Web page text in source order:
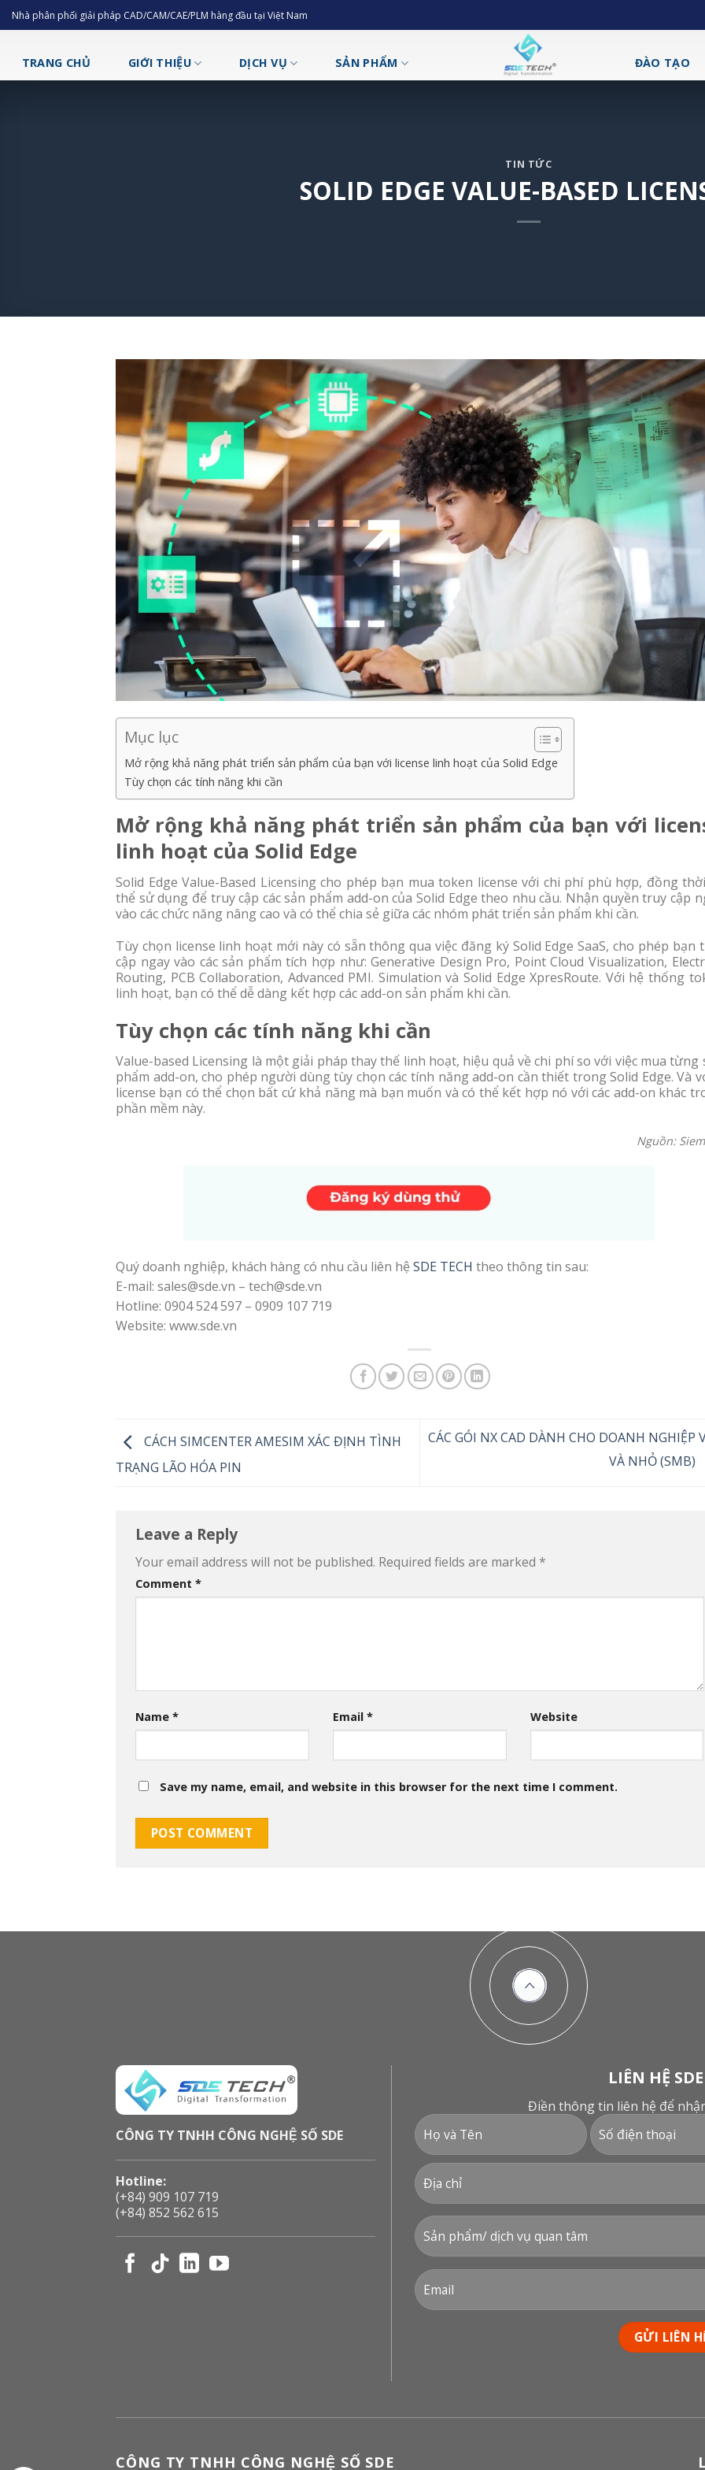
Skip
to
Nhà phân phối giải pháp CAD/CAM/CAE/PLM hàng đầu tại Việt Nam
TRANG CHỦ GIỚI THIỆU DỊCH VỤ SẢN PHẨM ĐÀO TẠO
TIN TỨC
SOLID EDGE VALUE-BASED
Mục lục
Mở rộng khả năng phát triển sản phẩm của bạn với license linh hoạt của Solid Edge
Tùy chọn các tính năng khi cần
Mở rộng khả năng phát triển sản phẩm của bạn với
linh hoạt của Solid Edge
Solid Edge Value-Based Licensing cho phép bạn mua token license với chi phí phù hợp, đồng
thể sử dụng để truy cập các sản phẩm add-on của Solid Edge theo nhu cầu. Nhận quyền truy cập
vào các chức năng nâng cao và có thể chia sẻ giữa các nhóm phát triển sản phẩm khi cần.
Tùy chọn license linh hoạt mới này có sẵn thông qua việc đăng ký Solid Edge SaaS, cho phép bạn
cập ngay vào các sản phẩm tích hợp như: Generative Design Pro, Point Cloud Visualization,
Routing, PCB Collaboration, Advanced PMI. Simulation và Solid Edge XpresRoute. Với hệ thống
linh hoạt, bạn có thể dễ dàng kết hợp các add-on sản phẩm khi cần.
Tùy chọn các tính năng khi cần
Value-based Licensing là một giải pháp thay thế linh hoạt, hiệu quả về chi phí so với việc mua từng
phẩm add-on, cho phép người dùng tùy chọn các tính năng add-on cần thiết trong Solid Edge. Và
license bạn có thể chọn bất cứ khả năng mà bạn muốn và có thể kết hợp nó với các add-on khác
phần mềm này.
Nguồn:
Quý doanh nghiệp, khách hàng có nhu cầu liên hệ SDE TECH theo thông tin sau:
E-mail: sales@sde.vn – tech@sde.vn
Hotline: 0904 524 597 – 0909 107 719
Website: www.sde.vn
CÁCH SIMCENTER AMESIM XÁC ĐỊNH TÌNH
TRẠNG LÃO HÓA PIN
CÁC GÓI NX CAD DÀNH CHO DOANH NGHIỆP
VÀ NHỎ (SMB)
Leave a Reply
Your email address will not be published. Required fields are marked *
Comment *
Name * Email * Website
Save my name, email, and website in this browser for the next time I comment.
CÔNG TY TNHH CÔNG NGHỆ SỐ SDE
Hotline:
(+84) 909 107 719
(+84) 852 562 615
LIÊN HỆ
Điền thông tin liên hệ để
CÔNG TY TNHH CÔNG NGHỆ SỐ SDE